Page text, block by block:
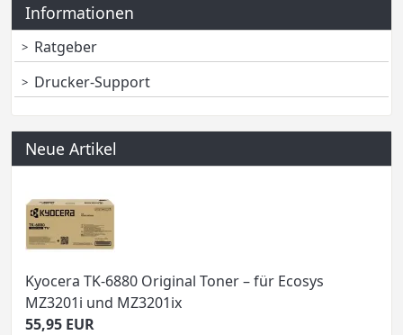
Informationen
Ratgeber
Drucker-Support
Neue Artikel
Kyocera TK-6880 Original Toner – für Ecosys
MZ3201i und MZ3201ix
55,95 EUR